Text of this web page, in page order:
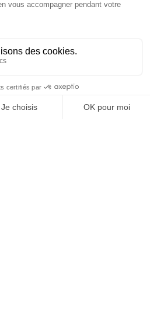
:je consulte la revue en